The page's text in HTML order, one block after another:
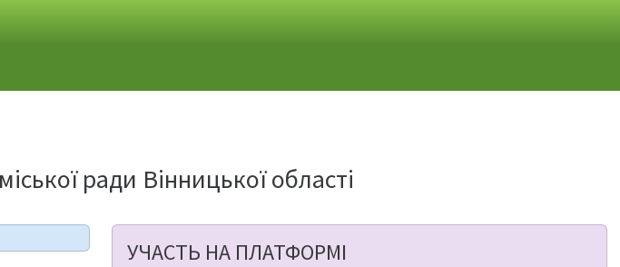
ради Вінницької області
УЧАСТЬ НА ПЛАТФОРМІ